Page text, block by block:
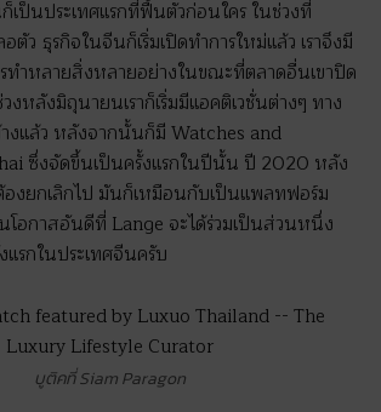
ป็นประเทศแรกที่ฟื้นตัวก่อนใคร ในช่วงที่
ตัว ธุรกิจในจีนก็เริ่มเปิดทำการใหม่แล้ว เราจึงมี
ทำหลายสิ่งหลายอย่างในขณะที่ตลาดอื่นเขาปิด
หลังมิถุนายนเราก็เริ่มมีแอคติเวชั่นต่างๆ ทาง
งแล้ว หลังจากนั้นก็มี Watches and
ซึ่งจัดขึ้นเป็นครั้งแรกในปีนั้น ปี 2020 หลัง
องยกเลิกไป มันก็เหมือนกับเป็นแพลทฟอร์ม
อกาสอันดีที่ Lange จะได้ร่วมเป็นส่วนหนึ่ง
รกในประเทศจีนครับ
บูติคที่ Siam Paragon